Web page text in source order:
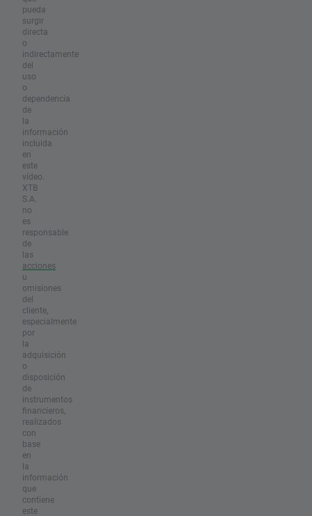
pueda
surgir
directa
o
indirectamente
del
uso
o
dependencia
de
la
información
incluida
en
este
vídeo.
XTB
S.A.
no
es
responsable
de
las
acciones
u
omisiones
del
cliente,
especialmente
por
la
adquisición
o
disposición
de
instrumentos
financieros,
realizados
con
base
en
la
información
que
contiene
este